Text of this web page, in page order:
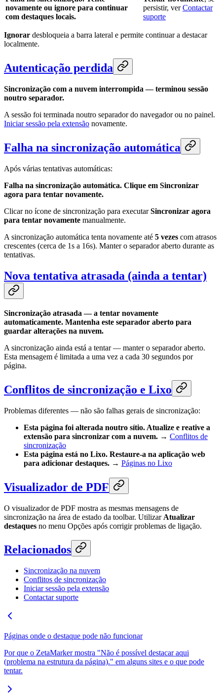
novamente ou ignore para continuar
com destaques locais.
persistir, verContactar
suporte
Ignorar desbloqueia a barra lateral e permite continuar a destacar
localmente.
Autenticação perdida
Sincronização com a nuvem interrompida — terminou sessão
noutro separador.
A sessão foi terminada noutro separador do navegador ou no painel.
Iniciar sessão pela extensão novamente.
Falha na sincronização automática
Após várias tentativas automáticas:
Falha na sincronização automática. Clique em Sincronizar
agora para tentar novamente.
Clicar no ícone de sincronização para executarSincronizar agora
para tentar novamente manualmente.
A sincronização automática tenta novamente até 5 vezes com atrasos
crescentes (cerca de 1s a 16s). Manter o separador aberto durante as
tentativas.
Nova tentativa atrasada (ainda a tentar)
Sincronização atrasada — a tentar novamente
automaticamente. Mantenha este separador aberto para
guardar alterações na nuvem.
A sincronização ainda está a tentar — manter o separador aberto.
Esta mensagem é limitada a uma vez a cada 30 segundos por
página.
Conflitos de sincronização e Lixo
Problemas diferentes — não são falhas gerais de sincronização:
Esta página foi alterada noutro sítio. Atualize e reative a
extensão para sincronizar com a nuvem. → Conflitos de
sincronização
Esta página está no Lixo. Restaure-a na aplicação web
para adicionar destaques. → Páginas no Lixo
Visualizador de PDF
O visualizador de PDF mostra as mesmas mensagens de
sincronização na área de estado da toolbar. Utilizar Atualizar
destaques no menu Opções após corrigir problemas de ligação.
Relacionados
Sincronização na nuvem
Conflitos de sincronização
Iniciar sessão pela extensão
Contactar suporte
Páginas onde o destaque pode não funcionar
Por que o ZetaMarker mostra "Não é possível destacar aqui
(problema na estrutura da página)." em alguns sites e o que pode
tentar.